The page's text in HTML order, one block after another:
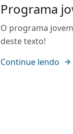
Programa
O programa
deste texto!
Continue lendo